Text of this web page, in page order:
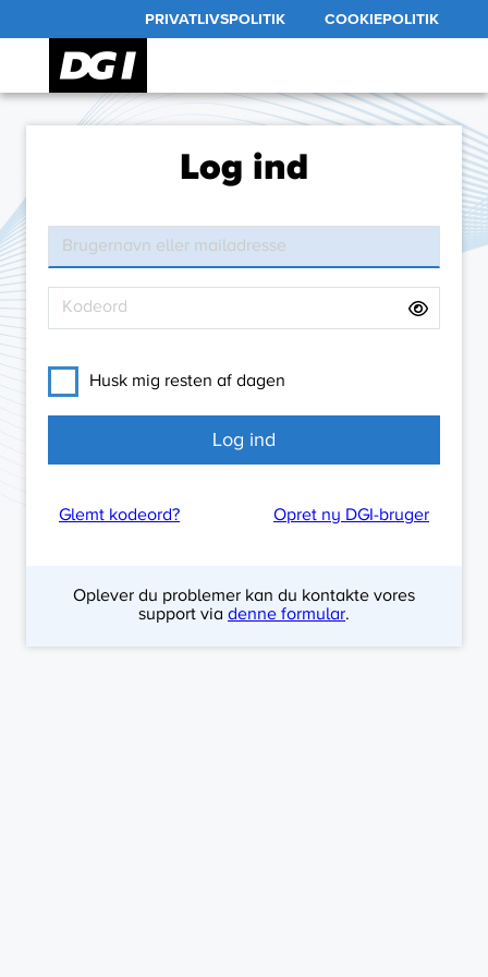
PRIVATLIVSPOLITIK COOKIEPOLITIK
Log ind
Husk mig resten af dagen
Glemt kodeord? Opret ny DGI-bruger
Oplever du problemer kan du kontakte vores
support via denne formular.